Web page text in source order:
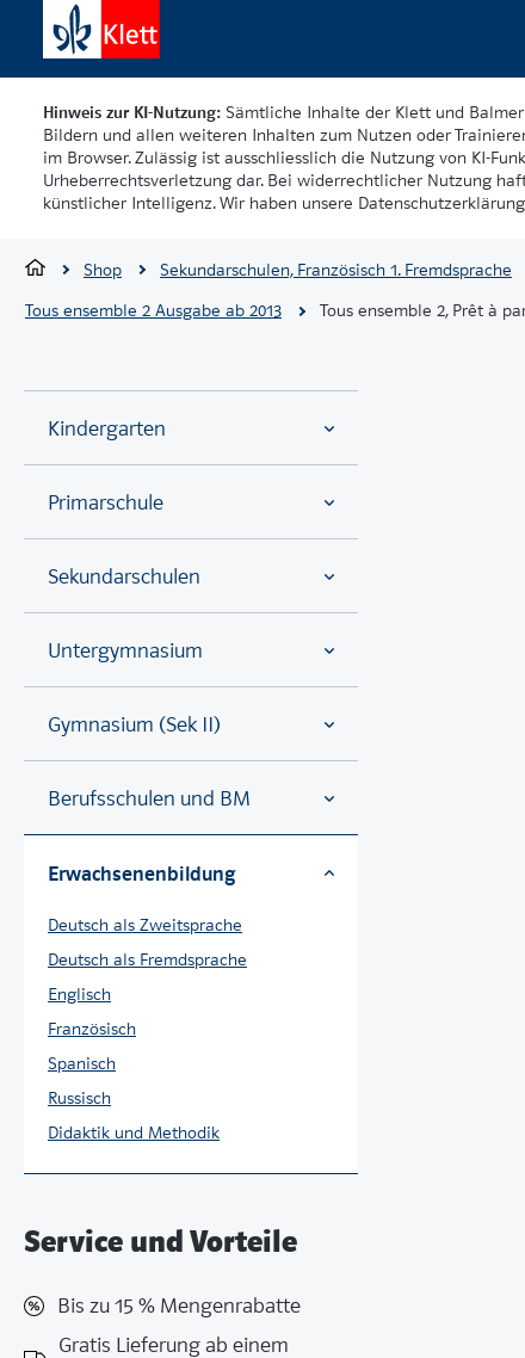
Hinweis zur KI-Nutzung: Sämtliche Inhalte der Klett und
Bildern und allen weiteren Inhalten zum Nutzen oder
im Browser. Zulässig ist ausschliesslich die Nutzung von KI-
Urheberrechtsverletzung dar. Bei widerrechtlicher Nutzung
künstlicher Intelligenz. Wir haben unsere
Shop Sekundarschulen, Französisch 1. Fremdsprache
Tous ensemble 2 Ausgabe ab 2013
Tous ensemble 2, Prêt à
Kindergarten
Primarschule
Sekundarschulen
Untergymnasium
Gymnasium (Sek II)
Berufsschulen und BM
Erwachsenenbildung
Deutsch als Zweitsprache
Deutsch als Fremdsprache
Englisch
Französisch
Spanisch
Russisch
Didaktik und Methodik
Service und Vorteile
Bis zu 15 % Mengenrabatte
Gratis Lieferung ab einem